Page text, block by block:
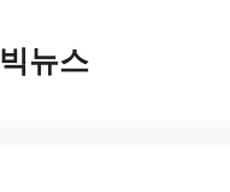
빅뉴스